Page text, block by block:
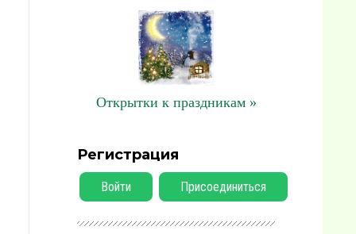
Открытки к праздникам »
Регистрация
Войти Присоединиться